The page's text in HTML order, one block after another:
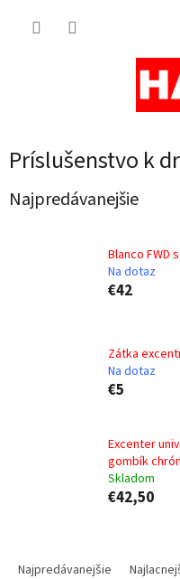
Príslušenstvo k
Najpredávanejšie
Blanco FWD
Na dotaz
€42
Zátka
Na dotaz
€5
Excenter
gombík
Skladom
€42,50
Najpredávanejšie